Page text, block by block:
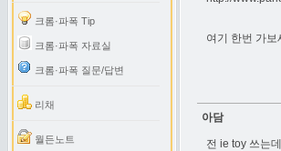
크롬·파폭 Tip
크롬·파폭 자료실
크롬·파폭 질문/답변
리채
월든노트
여기 한번 가
아담
전 ie toy 쓰는